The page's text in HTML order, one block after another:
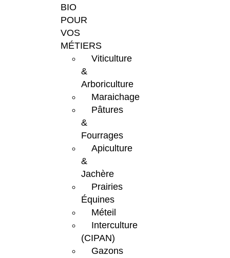
BIO
POUR
VOS
MÉTIERS
Viticulture
&
Arboriculture
Maraichage
Pâtures
&
Fourrages
Apiculture
&
Jachère
Prairies
Équines
Méteil
Interculture
(CIPAN)
Gazons